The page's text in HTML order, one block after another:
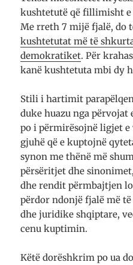
kushtetutë që fillimisht e
Me rreth 7 mijë fjalë, do
kushtetutat më të
demokratiket. Për
kanë kushtetuta mbi dy
Stili i hartimit
duke huazu nga përvojat
po i përmirësojnë ligjet
gjuhë që e kuptojnë
synon me thënë më
përsëritjet dhe
dhe rendit përmbajtjen
përdor ndonjë fjalë më
dhe juridike shqiptare,
cenu kuptimin.
Këtë dorëshkrim po ua